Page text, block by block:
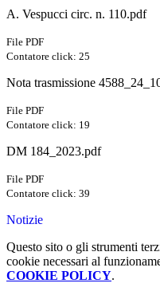
A. Vespucci circ. n. 110.pdf
File PDF
Contatore click: 25
Nota trasmissione
File PDF
Contatore click: 19
DM 184_2023.pdf
File PDF
Contatore click: 39
Notizie
Questo sito o gli strumenti
cookie necessari al
COOKIE POLICY.